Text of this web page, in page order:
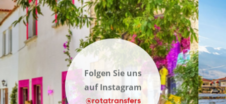
Folgen Sie uns
auf Instagram
@rotatransfers